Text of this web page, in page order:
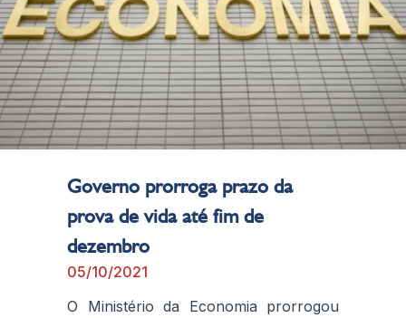
Governo prorroga prazo da
prova de vida até fim de
dezembro
05/10/2021
O Ministério da Economia prorrogou